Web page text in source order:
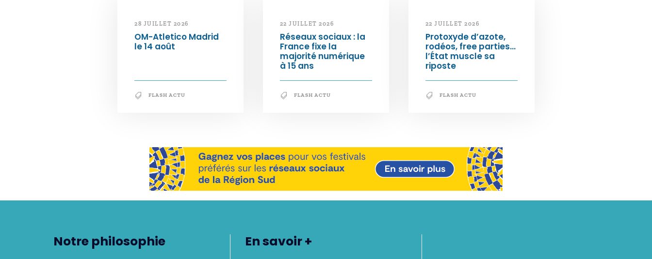
28 JUILLET 2026
OM-Atletico Madrid
le 14 août
FLASH ACTU
22 JUILLET 2026
Réseaux sociaux : la
France fixe la
majorité numérique
à 15 ans
FLASH ACTU
22 JUILLET 2026
Protoxyde d’azote,
rodéos, free parties…
l’État muscle sa
riposte
FLASH ACTU
Notre philosophie En savoir +